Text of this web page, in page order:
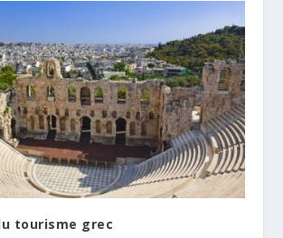
tourisme grec